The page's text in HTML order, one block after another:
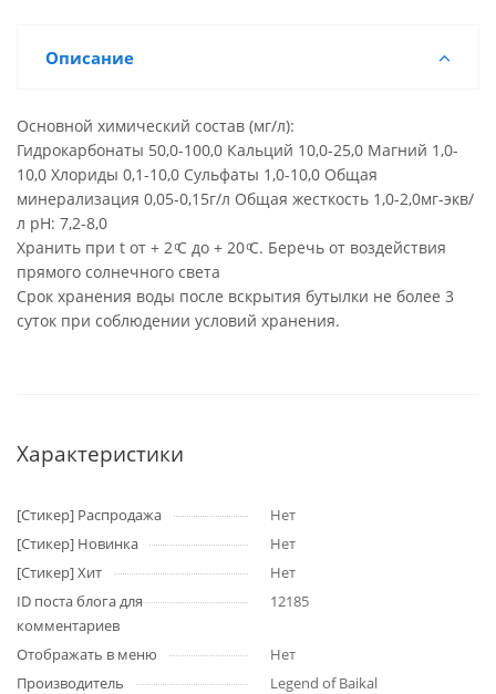
Описание
Основной химический состав (мг/л):
Гидрокарбонаты 50,0-100,0 Кальций 10,0-25,0 Магний 1,0-
10,0 Хлориды 0,1-10,0 Сульфаты 1,0-10,0 Общая
минерализация 0,05-0,15г/л Общая жесткость 1,0-2,0мг-экв/
л pH: 7,2-8,0
Хранить при t от + 2 ͦС до + 20 ͦС. Беречь от воздействия
прямого солнечного света
Срок хранения воды после вскрытия бутылки не более 3
суток при соблюдении условий хранения.
Характеристики
[Стикер] Распродажа
Нет
[Стикер] Новинка
Нет
[Стикер] Хит
Нет
ID поста блога для
комментариев
12185
Отображать в меню
Нет
Производитель
Legend of Baikal